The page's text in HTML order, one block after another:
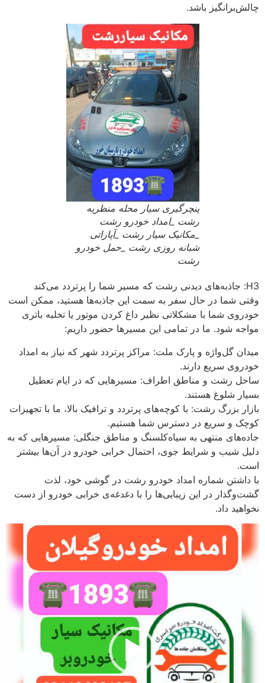
چالش‌برانگیز باشد.
پنچرگیری سیار محله منظریه
رشت _امداد خودرو رشت
_مکانیک سیار رشت _آپاراتی
شبانه روزی رشت _حمل خودرو
رشت
H3: جاذبه‌های دیدنی رشت که مسیر شما را پرتردد می‌کند
وقتی شما در حال سفر به سمت این جاذبه‌ها هستید، ممکن است
خودروی شما با مشکلاتی نظیر داغ کردن موتور یا تخلیه باتری
مواجه شود. ما در تمامی این مسیرها حضور داریم:
میدان گل‌واژه و پارک ملت: مراکز پرتردد شهر که نیاز به امداد
خودروی سریع دارند.
ساحل رشت و مناطق اطراف: مسیرهایی که در ایام تعطیل
بسیار شلوغ هستند.
بازار بزرگ رشت: با کوچه‌های پرتردد و ترافیک بالا، ما با تجهیزات
کوچک و سریع در دسترس شما هستیم.
جاده‌های منتهی به سیاه‌کلسنگ و مناطق جنگلی: مسیرهایی که به
دلیل شیب و شرایط جوی، احتمال خرابی خودرو در آن‌ها بیشتر
است.
با داشتن شماره امداد خودرو رشت در گوشی خود، لذت
گشت‌وگذار در این زیبایی‌ها را با دغدغه‌ی خرابی خودرو از دست
نخواهید داد.
نمایشگر